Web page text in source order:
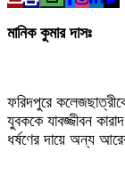
মানিক কুমার দাসঃ
ফরিদপুরে
যুবককে যাবজ্জীবন
ধর্ষণের দায়ে অন্য